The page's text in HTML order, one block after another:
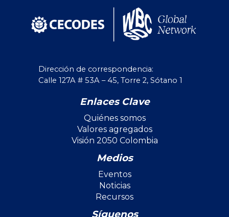
Dirección de correspondencia:
Calle 127A # 53A – 45, Torre 2, Sótano 1
Enlaces Clave
Quiénes somos
Valores agregados
Visión 2050 Colombia
Medios
Eventos
Noticias
Recursos
Síguenos